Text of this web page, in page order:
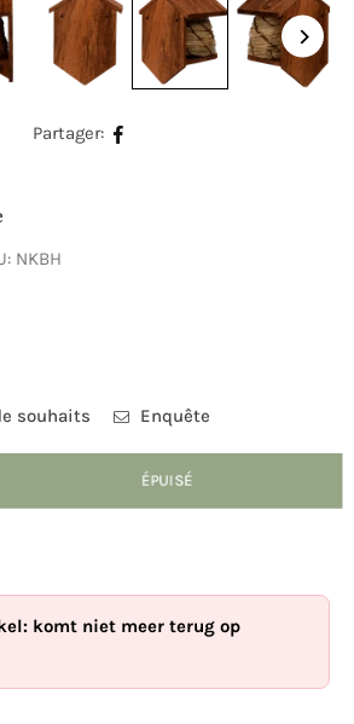
Partager:
NKBH
souhaits Enquête
ÉPUISÉ
komt niet meer terug op